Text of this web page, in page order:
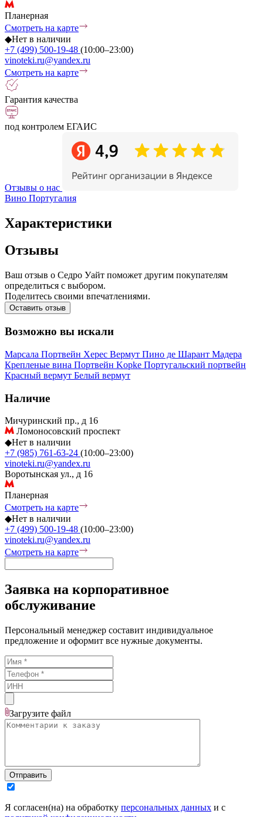
Планерная
Смотреть на карте
◆Нет в наличии
+7 (499) 500-19-48 (10:00–23:00)
vinoteki.ru@yandex.ru
Смотреть на карте
Гарантия качества
под контролем ЕГАИС
Отзывы о нас
Вино Португалия
Характеристики
Отзывы
Ваш отзыв о Седро Уайт поможет другим покупателям
определиться с выбором.
Поделитесь своими впечатлениями.
Оставить отзыв
Возможно вы искали
Марсала Портвейн Херес Вермут Пино де Шарант Мадера
Крепленые вина Портвейн Kopke Португальский портвейн
Красный вермут Белый вермут
Наличие
Мичуринский пр., д 16
Ломоносовский проспект
◆Нет в наличии
+7 (985) 761-63-24 (10:00–23:00)
vinoteki.ru@yandex.ru
Воротынская ул., д 16
Планерная
Смотреть на карте
◆Нет в наличии
+7 (499) 500-19-48 (10:00–23:00)
vinoteki.ru@yandex.ru
Смотреть на карте
Заявка на корпоративное
обслуживание
Персональный менеджер составит индивидуальное
предложение и оформит все нужные документы.
Загрузите файл
Отправить
Я согласен(на) на обработку персональных данных и с